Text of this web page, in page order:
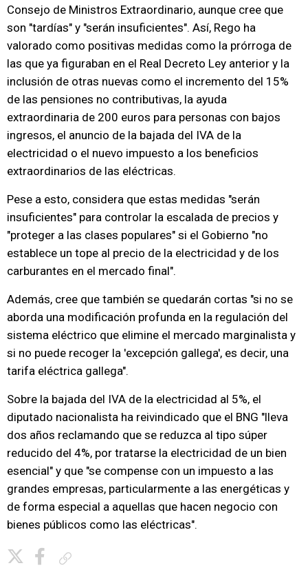
Consejo de Ministros Extraordinario, aunque cree que
son "tardías" y "serán insuficientes". Así, Rego ha
valorado como positivas medidas como la prórroga de
las que ya figuraban en el Real Decreto Ley anterior y la
inclusión de otras nuevas como el incremento del 15%
de las pensiones no contributivas, la ayuda
extraordinaria de 200 euros para personas con bajos
ingresos, el anuncio de la bajada del IVA de la
electricidad o el nuevo impuesto a los beneficios
extraordinarios de las eléctricas.
Pese a esto, considera que estas medidas "serán
insuficientes" para controlar la escalada de precios y
"proteger a las clases populares" si el Gobierno "no
establece un tope al precio de la electricidad y de los
carburantes en el mercado final".
Además, cree que también se quedarán cortas "si no se
aborda una modificación profunda en la regulación del
sistema eléctrico que elimine el mercado marginalista y
si no puede recoger la 'excepción gallega', es decir, una
tarifa eléctrica gallega".
Sobre la bajada del IVA de la electricidad al 5%, el
diputado nacionalista ha reivindicado que el BNG "lleva
dos años reclamando que se reduzca al tipo súper
reducido del 4%, por tratarse la electricidad de un bien
esencial" y que "se compense con un impuesto a las
grandes empresas, particularmente a las energéticas y
de forma especial a aquellas que hacen negocio con
bienes públicos como las eléctricas".